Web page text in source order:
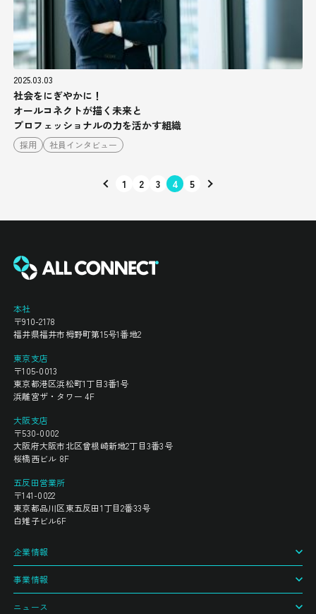
2025.03.03
社会をにぎやかに！
オールコネクトが描く未来と
プロフェッショナルの力を活かす組織
採用 社員インタビュー
1 2 3 4 5
本社
〒910-2178
福井県福井市栂野町第15号1番地2
東京支店
〒105-0013
東京都港区浜松町1丁目3番1号
浜離宮ザ・タワー 4F
大阪支店
〒530-0002
大阪府大阪市北区曾根崎新地2丁目3番3号
桜橋西ビル 8F
五反田営業所
〒141-0022
東京都品川区東五反田1丁目2番33号
白雉子ビル6F
企業情報
事業情報
ニュース